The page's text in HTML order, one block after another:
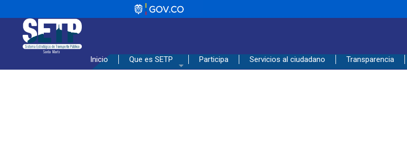
_____________________________________________________________________________
Inicio Que es SETP Participa Servicios al ciudadano Transparencia